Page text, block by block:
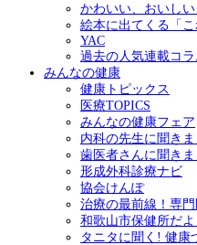
かわいい、おいし
絵本に出てくる「
YAC
過去の人気連載コラ
みんなの健康
健康トピックス
医療TOPICS
みんなの健康フェア
内科の先生に聞き
歯医者さんに聞き
形成外科診療ナビ
協会けんぽ
治療の最前線！専門
和歌山市保健所だよ
タニタに聞く! 健康